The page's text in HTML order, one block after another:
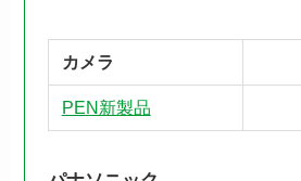
カメラ
PEN新製品